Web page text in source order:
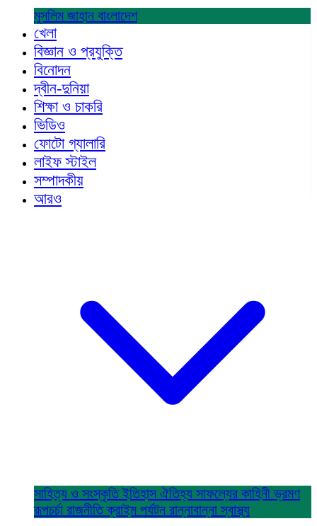
মুসলিম জাহান বাংলাদেশ
খেলা
বিজ্ঞান ও প্রযুক্তি
বিনোদন
দ্বীন-দুনিয়া
শিক্ষা ও চাকরি
ভিডিও
ফোটো গ্যালারি
লাইফ স্টাইল
সম্পাদকীয়
আরও
সাহিত্য ও সংস্কৃতিইতিহাস ঐতিহ্য সাফল্যের কাহিনীভ্রমণ
রূপচর্চা রাজনীতিক্রাইম পর্যটন রান্নাবান্নাস্বাস্থ্য